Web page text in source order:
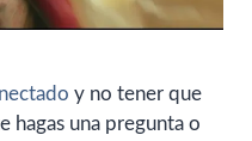
y no tener que
hagas una pregunta o